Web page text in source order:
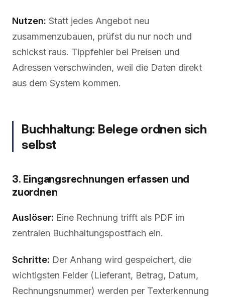
Nutzen: Statt jedes Angebot neu
zusammenzubauen, prüfst du nur noch und
schickst raus. Tippfehler bei Preisen und
Adressen verschwinden, weil die Daten direkt
aus dem System kommen.
Buchhaltung: Belege ordnen sich
selbst
3. Eingangsrechnungen erfassen und
zuordnen
Auslöser: Eine Rechnung trifft als PDF im
zentralen Buchhaltungspostfach ein.
Schritte: Der Anhang wird gespeichert, die
wichtigsten Felder (Lieferant, Betrag, Datum,
Rechnungsnummer) werden per Texterkennung